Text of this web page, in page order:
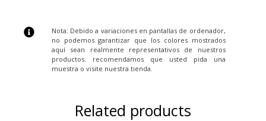
Nota: Debido a variaciones en pantallas de ordenador,
no podemos garantizar que los colores mostrados
aquí sean realmente representativos de nuestros
productos. recomendamos que usted pida una
muestra o visite nuestra tienda.
Related products